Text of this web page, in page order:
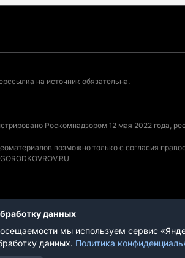
на источник обязательна.
Роскомнадзором 12 мая 2022 года,
возможно только с согласия
данных
мы используем сервис
данных. Политика